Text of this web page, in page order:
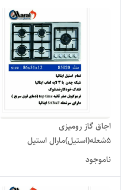
اجاق گاز رومیزی
۵شعله(استیل)مارال استیل
مدل۸۵۰۲۰
ناموجود